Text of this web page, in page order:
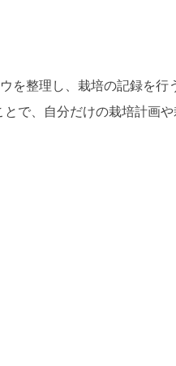
を整理し、栽培の記録を行
で、自分だけの栽培計画